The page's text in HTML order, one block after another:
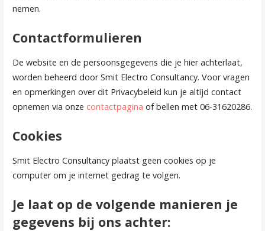
nemen.
Contactformulieren
De website en de persoonsgegevens die je hier achterlaat,
worden beheerd door Smit Electro Consultancy. Voor vragen
en opmerkingen over dit Privacybeleid kun je altijd contact
opnemen via onze contactpagina of bellen met 06-31620286.
Cookies
Smit Electro Consultancy plaatst geen cookies op je
computer om je internet gedrag te volgen.
Je laat op de volgende manieren je
gegevens bij ons achter: